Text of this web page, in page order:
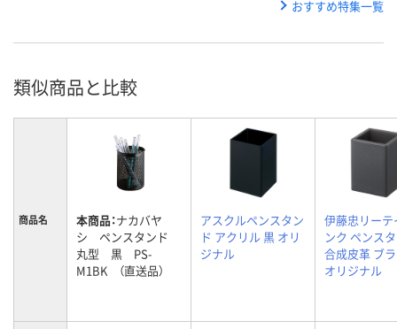
おすすめ特集一覧
類似商品と比較
商品名 本商品：ナカバヤ
シ ペンスタンド
丸型 黒 PS-
M1BK （直送品）
アスクルペンスタン
ド アクリル 黒 オリ
ジナル
伊藤忠リーテ
ンク ペンス
合成皮革 ブ
オリジナル